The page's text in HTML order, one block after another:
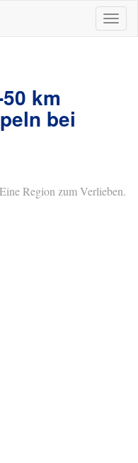
ein-/
km
bei
Region zum Verlieben.